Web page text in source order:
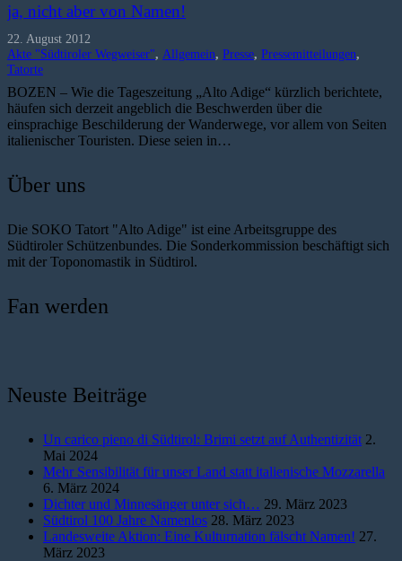
ja, nicht aber von Namen!
22. August 2012
Akte "Südtiroler Wegweiser", Allgemein, Presse, Pressemitteilungen,
Tatorte
BOZEN – Wie die Tageszeitung „Alto Adige“ kürzlich berichtete,
häufen sich derzeit angeblich die Beschwerden über die
einsprachige Beschilderung der Wanderwege, vor allem von Seiten
italienischer Touristen. Diese seien in…
Über uns
Die SOKO Tatort "Alto Adige" ist eine Arbeitsgruppe des
Südtiroler Schützenbundes. Die Sonderkommission beschäftigt sich
mit der Toponomastik in Südtirol.
Fan werden
Neuste Beiträge
Un carico pieno di Südtirol: Brimi setzt auf Authentizität 2.
Mai 2024
Mehr Sensibilität für unser Land statt italienische Mozzarella
6. März 2024
Dichter und Minnesänger unter sich… 29. März 2023
Südtirol 100 Jahre Namenlos 28. März 2023
Landesweite Aktion: Eine Kulturnation fälscht Namen! 27.
März 2023